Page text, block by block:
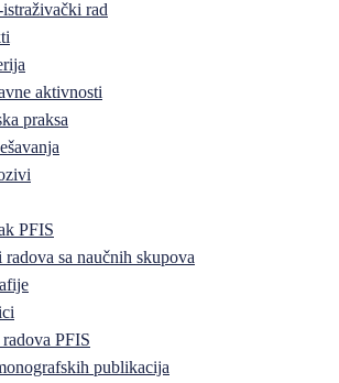
rad
aktivnosti
praksa
PFIS
sa naučnih skupova
PFIS
publikacija